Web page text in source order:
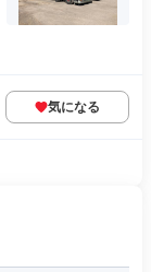
気になる